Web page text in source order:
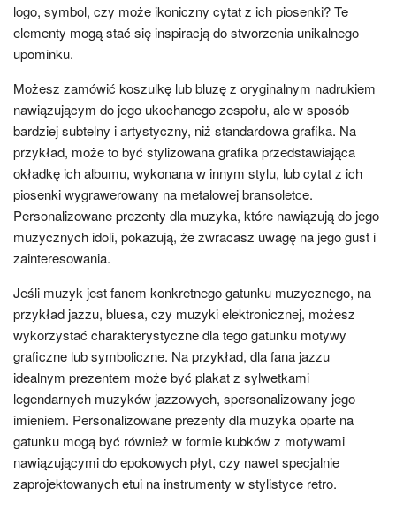
logo, symbol, czy może ikoniczny cytat z ich piosenki? Te
elementy mogą stać się inspiracją do stworzenia unikalnego
upominku.
Możesz zamówić koszulkę lub bluzę z oryginalnym nadrukiem
nawiązującym do jego ukochanego zespołu, ale w sposób
bardziej subtelny i artystyczny, niż standardowa grafika. Na
przykład, może to być stylizowana grafika przedstawiająca
okładkę ich albumu, wykonana w innym stylu, lub cytat z ich
piosenki wygrawerowany na metalowej bransoletce.
Personalizowane prezenty dla muzyka, które nawiązują do jego
muzycznych idoli, pokazują, że zwracasz uwagę na jego gust i
zainteresowania.
Jeśli muzyk jest fanem konkretnego gatunku muzycznego, na
przykład jazzu, bluesa, czy muzyki elektronicznej, możesz
wykorzystać charakterystyczne dla tego gatunku motywy
graficzne lub symboliczne. Na przykład, dla fana jazzu
idealnym prezentem może być plakat z sylwetkami
legendarnych muzyków jazzowych, spersonalizowany jego
imieniem. Personalizowane prezenty dla muzyka oparte na
gatunku mogą być również w formie kubków z motywami
nawiązującymi do epokowych płyt, czy nawet specjalnie
zaprojektowanych etui na instrumenty w stylistyce retro.